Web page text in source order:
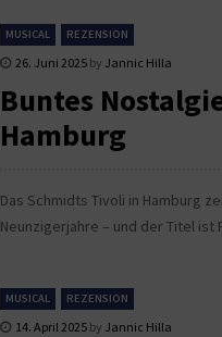
MUSICAL REZENSION
26. Juni 2025 by Jannic Hilla
Buntes
Hamburg
Das Schmidts Tivoli in Hamburg
Neunzigerjahre – und der Titel ist
MUSICAL REZENSION
14. April 2025 by Jannic Hilla